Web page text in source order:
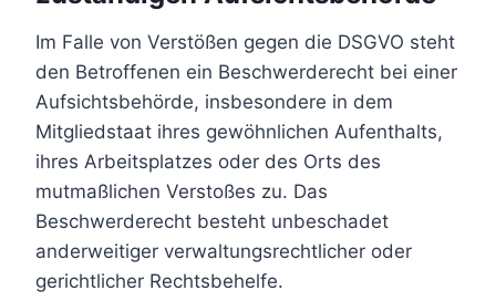
Im Falle von Verstößen gegen die DSGVO steht
den Betroffenen ein Beschwerderecht bei einer
Aufsichtsbehörde, insbesondere in dem
Mitgliedstaat ihres gewöhnlichen Aufenthalts,
ihres Arbeitsplatzes oder des Orts des
mutmaßlichen Verstoßes zu. Das
Beschwerderecht besteht unbeschadet
anderweitiger verwaltungsrechtlicher oder
gerichtlicher Rechtsbehelfe.